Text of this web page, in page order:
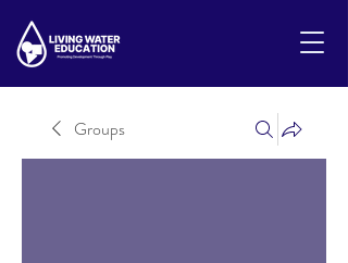
Groups